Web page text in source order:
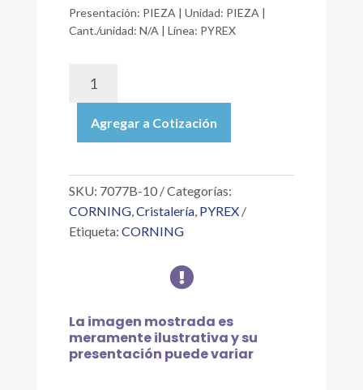
Presentación: PIEZA | Unidad: PIEZA |
Cant./unidad: N/A | Línea: PYREX
PIPETA
SEROLÓGICA
VIDRIO
CORTA,
ENVOLTURA
TAPÓN,
DE
10.0X0.2
Agregar a Cotización
SKU: 7077B-10
Categorías:
CORNING,Cristalería, PYREX
Etiqueta: CORNING

La imagen mostrada es
meramente ilustrativa y su
presentación puede variar